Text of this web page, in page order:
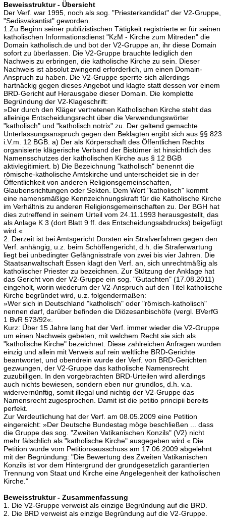
Beweisstruktur - Übersicht
Der Verf. war 1995, noch als sog. "Priesterkandidat" der V2-Gruppe,
"Sedisvakantist" geworden.
1.Zu Beginn seiner publizistischen Tätigkeit registrierte er für seinen
katholischen Informationsdienst "KzM - Kirche zum Mitreden" die
Domain katholisch.de und bot der V2-Gruppe an, ihr diese Domain
sofort zu überlassen. Die V2-Gruppe brauchte lediglich den
Nachweis zu erbringen, die katholische Kirche zu sein. Dieser
Nachweis ist absolut zwingend erforderlich, um einen Domain-
Anspruch zu haben. Die V2-Gruppe sperrte sich allerdings
hartnäckig gegen dieses Angebot und klagte statt dessen vor einem
BRD-Gericht auf Herausgabe dieser Domain. Die komplette
Begründung der V2-Klageschrift:
»Der durch den Kläger vertretenen Katholischen Kirche steht das
alleinige Entscheidungsrecht über die Verwendungswörter
"katholisch" und "katholisch.notrix" zu. Der geltend gemachte
Unterlassungsanspruch gegen den Beklagten ergibt sich aus §§ 823
i.V.m. 12 BGB. a) Der als Körperschaft des Öffentlichen Rechts
organisierte klägerische Verband der Bistümer ist hinsichtlich des
Namensschutzes der katholischen Kirche aus § 12 BGB
aktivlegitimiert. b) Die Bezeichnung "katholisch" benennt die
römische-katholische Amtskirche und unterscheidet sie in der
Öffentlichkeit von anderen Religionsgemeinschaften,
Glaubensrichtungen oder Sekten. Dem Wort "katholisch" kommt
eine namensmäßige Kennzeichnungskraft für die Katholische Kirche
im Verhältnis zu anderen Religionsgemeinschaften zu. Der BGH hat
dies zutreffend in seinem Urteil vom 24.11.1993 herausgestellt, das
als Anlage K 3 (dort Blatt 9 ff. des Entscheidungsabdrucks) beigefügt
wird.«
2. Derzeit ist bei Amtsgericht Dorsten ein Strafverfahren gegen den
Verf. anhängig, u.z. beim Schöffengericht, d.h. die Straferwartung
liegt bei unbedingter Gefängnisstrafe von zwei bis vier Jahren. Die
Staatsanwaltschaft Essen klagt den Verf. an, sich unrechtmäßig als
katholischer Priester zu bezeichnen. Zur Stützung der Anklage hat
das Gericht von der V2-Gruppe ein sog. "Gutachten" (17.08.2011)
eingeholt, worin wiederum der V2-Anspruch auf den Titel katholische
Kirche begründet wird, u.z. folgendermaßen:
»Wer sich in Deutschland "katholisch" oder "römisch-katholisch"
nennen darf, darüber befinden die Diözesanbischöfe (vergl. BVerfG
1 BvR 573/92«.
Kurz: Über 15 Jahre lang hat der Verf. immer wieder die V2-Gruppe
um einen Nachweis gebeten, mit welchem Recht sie sich als
"katholische Kirche" bezeichnet. Diese zahlreichen Anfragen wurden
einzig und allein mit Verweis auf rein weltliche BRD-Gerichte
beantwortet, und obendrein wurde der Verf. von BRD-Gerichten
gezwungen, der V2-Gruppe das katholische Namensrecht
zuzubilligen. In den vorgebrachten BRD-Urteilen wird allerdings
auch nichts bewiesen, sondern eben nur grundlos, d.h. v.a.
widervernünftig, somit illegal und nichtig der V2-Gruppe das
Namensrecht zugesprochen. Damit ist die petitio principii bereits
perfekt.
Zur Verdeutlichung hat der Verf. am 08.05.2009 eine Petition
eingereicht: »Der Deutsche Bundestag möge beschließen ... dass
die Gruppe des sog. "Zweiten Vatikanischen Konzils" (V2) nicht
mehr fälschlich als "katholische Kirche" ausgegeben wird.« Die
Petition wurde vom Petitionsausschuss am 17.06.2009 abgelehnt
mit der Begründung: "Die Bewertung des Zweiten Vatikanischen
Konzils ist vor dem Hintergrund der grundgesetzlich garantierten
Trennung von Staat und Kirche eine Angelegenheit der katholischen
Kirche."
Beweisstruktur - Zusammenfassung
1. Die V2-Gruppe verweist als einzige Begründung auf die BRD.
2. Die BRD verweist als einzige Begründung auf die V2-Gruppe.